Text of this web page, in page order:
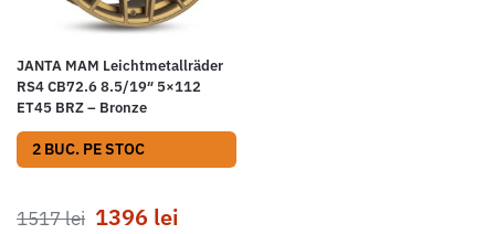
JANTA MAM Leichtmetallräder
RS4 CB72.6 8.5/19″ 5×112
ET45 BRZ – Bronze
2 BUC. PE STOC
1517lei 1396 lei